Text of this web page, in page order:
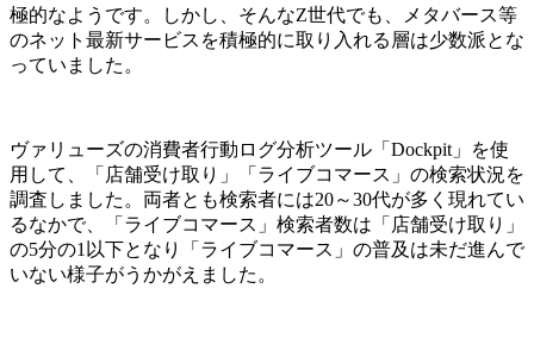
極的なようです。しかし、そんなZ世代でも、メタバース等
のネット最新サービスを積極的に取り入れる層は少数派とな
っていました。
ヴァリューズの消費者行動ログ分析ツール「Dockpit」を使
用して、「店舗受け取り」「ライブコマース」の検索状況を
調査しました。両者とも検索者には20～30代が多く現れてい
るなかで、「ライブコマース」検索者数は「店舗受け取り」
の5分の1以下となり「ライブコマース」の普及は未だ進んで
いない様子がうかがえました。